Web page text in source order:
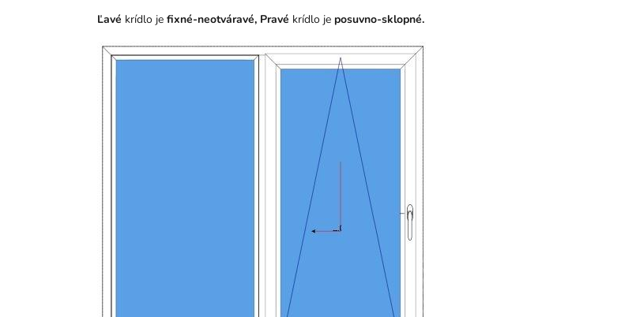
Ľavé krídlo je fixné-neotváravé, Pravé krídlo je posuvno-sklopné.